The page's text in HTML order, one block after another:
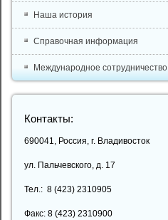
Наша история
Справочная информация
Международное сотрудничество
Контакты:
690041, Россия, г. Владивосток
ул. Пальчевского, д. 17
Тел.: 8 (423) 2310905
Факс: 8 (423) 2310900